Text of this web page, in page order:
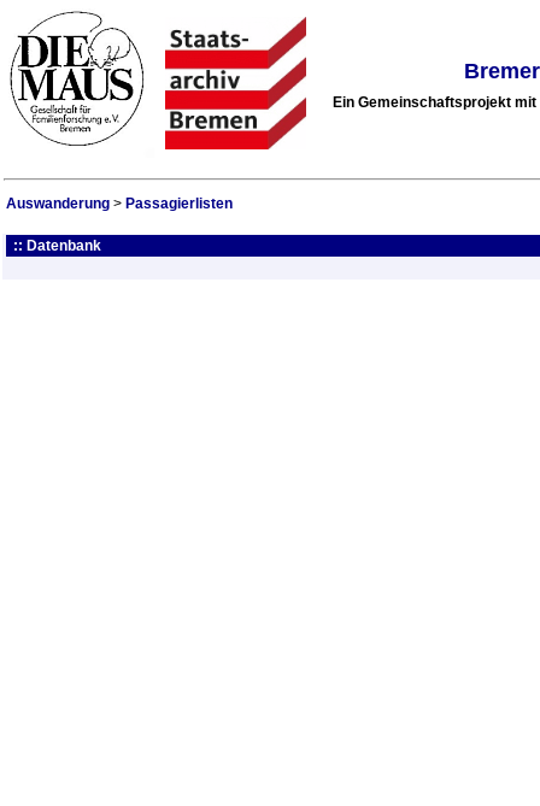
Ein Gemeinschaftsprojekt
Auswanderung > Passagierlisten
:: Datenbank